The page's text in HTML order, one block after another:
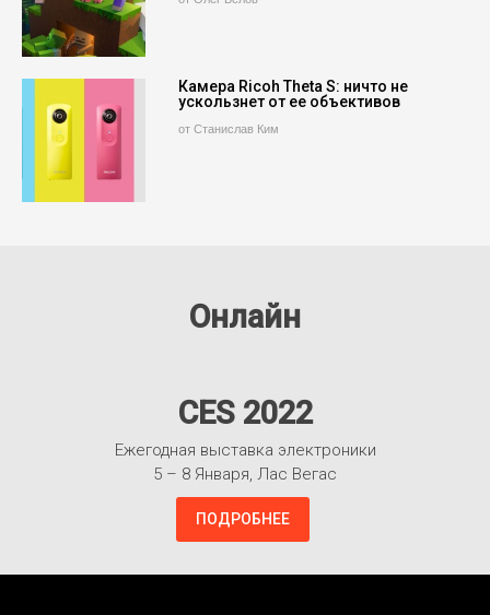
Камера Ricoh Theta S: ничто не
ускользнет от ее объективов
от Станислав Ким
Онлайн
CES 2022
Ежегодная выставка электроники
5 – 8 Января, Лас Вегас
ПОДРОБНЕЕ